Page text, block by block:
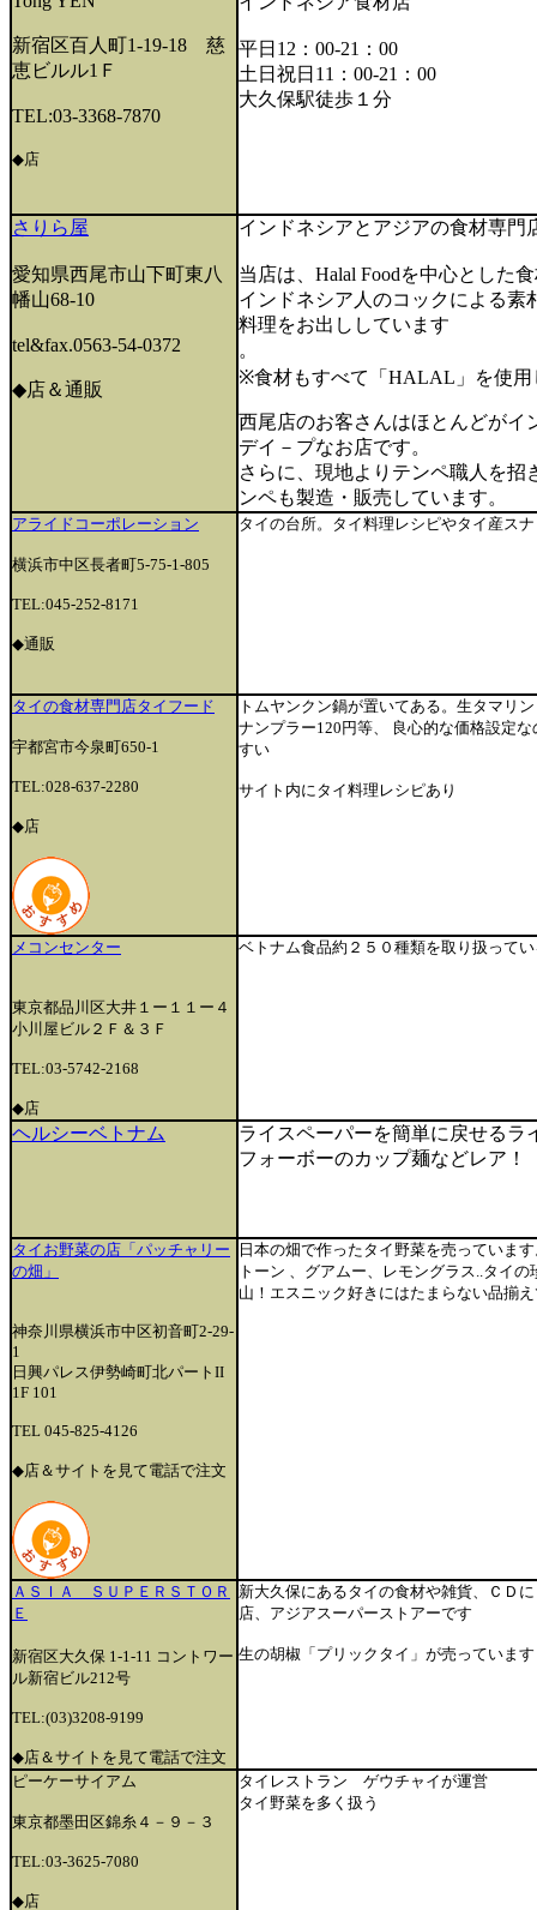
新宿区百人町1-19-18 慈
恵ビルル1Ｆ
TEL:03-3368-7870
◆店
平日12：00-21：00
土日祝日11：00-21：00
大久保駅徒歩１分
さりら屋
愛知県西尾市山下町東八
幡山68-10
tel&fax.0563-54-0372
◆店＆通販
インドネシアとアジアの食材専門
当店は、Halal Foodを中心とした
インドネシア人のコックによる素
料理をお出ししています
。
※食材もすべて「HALAL」を使用
西尾店のお客さんはほとんどがイ
デイ－プなお店です。
さらに、現地よりテンペ職人を招
ンペも製造・販売しています。
アライドコーポレーション
横浜市中区長者町5-75-1-805
TEL:045-252-8171
◆通販
タイの台所。タイ料理レシピやタイ産ス
タイの食材専門店タイフード
宇都宮市今泉町650-1
TEL:028-637-2280
◆店
トムヤンクン鍋が置いてある。生タマリ
ナンプラー120円等、 良心的な価格設定
すい
サイト内にタイ料理レシピあり
メコンセンター
東京都品川区大井１ー１１ー４
小川屋ビル２Ｆ＆３Ｆ
TEL:03-5742-2168
◆店
ベトナム食品約２５０種類を取り扱って
ヘルシーベトナム
ライスペーパーを簡単に戻せるラ
フォーボーのカップ麺などレア！
タイお野菜の店「パッチャリー
の畑」
神奈川県横浜市中区初音町2-29-
1
日興パレス伊勢崎町北パートII
1F 101
TEL 045-825-4126
◆店＆サイトを見て電話で注文
日本の畑で作ったタイ野菜を売っていま
トーン 、グアムー、レモングラス..タイ
山！エスニック好きにはたまらない品揃
ＡＳＩＡ ＳＵＰＥＲＳＴＯＲ
Ｅ
新宿区大久保 1-1-11 コントワー
ル新宿ビル212号
TEL:(03)3208-9199
◆店＆サイトを見て電話で注文
新大久保にあるタイの食材や雑貨、ＣＤ
店、アジアスーパーストアーです
生の胡椒「プリックタイ」が売っています
ピーケーサイアム
東京都墨田区錦糸４－９－３
TEL:03-3625-7080
◆店
タイレストラン ゲウチャイが運営
タイ野菜を多く扱う